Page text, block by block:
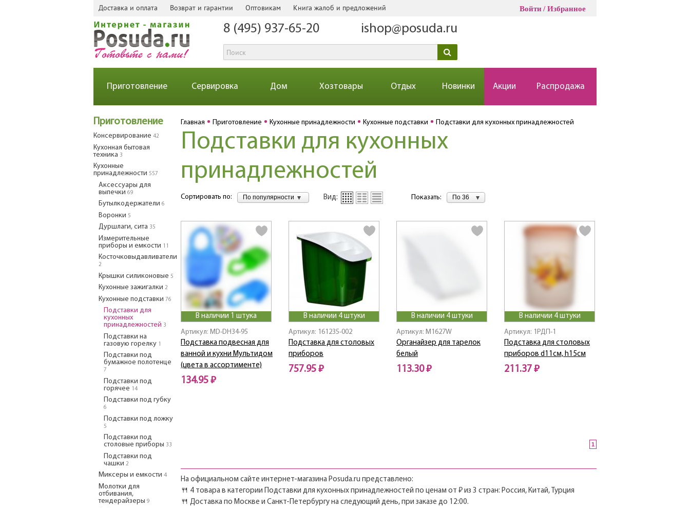
Доставка и оплата Возврат и гарантии Оптовикам Книга жалоб и предложений Войти Избранное
8 (495) 937-65-20 ishop@posuda.ru
Приготовление Сервировка Дом Хозтовары Отдых Новинки Акции Распродажа
Приготовление
Консервирование 42
Кухонная бытовая
техника 3
Кухонные
принадлежности 557
Аксессуары для
выпечки 69
Бутылкодержатели 6
Воронки 5
Дуршлаги, сита 35
Измерительные
приборы и емкости 11
Косточковыдавливатели
2
Крышки силиконовые 5
Кухонные зажигалки 2
Кухонные подставки 76
Подставки для
кухонных
принадлежностей 3
Подставки на
газовую горелку 1
Подставки под
бумажное полотенце
7
Подставки под
горячее 14
Подставки под губку
6
Подставки под ложку
5
Подставки под
столовые приборы 33
Подставки под
чашки 2
Миксеры и емкости 4
Молотки для
отбивания,
тендерайзеры 9
Главная Приготовление Кухонные принадлежности Кухонные подставки Подставки для кухонных принадлежностей
Подставки для кухонных
принадлежностей
Сортировать по: По популярности Вид: Показать: По 36
В наличии 1 штука
Артикул: MD-DH34-95
Подставка подвесная для
ванной и кухни Мультидом
(цвета в ассортименте)
134.95 ₽
В наличии 4 штуки
Артикул: 161235-002
Подставка для столовых
приборов
757.95 ₽
В наличии 4 штуки
Артикул: M1627W
Органайзер для тарелок
белый
113.30 ₽
В наличии 4 штуки
Артикул: 1РДП-1
Подставка для столовых
приборов d11см, h15см
211.37 ₽
1
На официальном сайте интернет-магазина Posuda.ru представлено:
🍴 4 товара в категории Подставки для кухонных принадлежностей по ценам от ₽ из 3 стран: Россия, Китай, Турция
🍴 Доставка по Москве и Санкт-Петербургу на следующий день, при заказе до 12:00.